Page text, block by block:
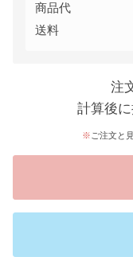
商品代
送料
注
計算後に
ご注文と